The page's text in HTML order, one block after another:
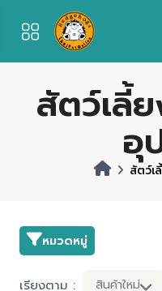
สัตว์เลี้
อุ
สัตว์
หมวดหมู่
เรียงตาม : สินค้าใหม่